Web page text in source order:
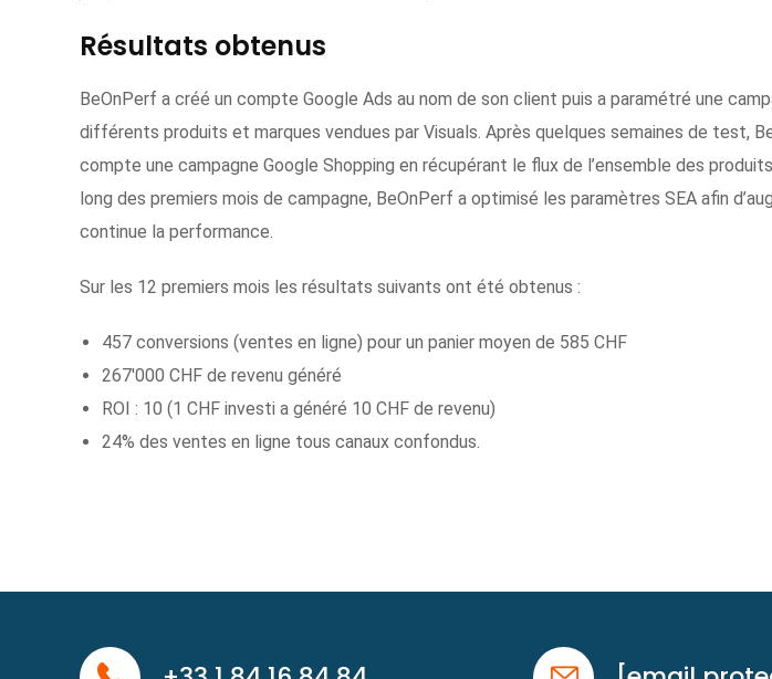
Résultats obtenus
BeOnPerf a créé un compte Google Ads au nom de son client puis a paramétré une
différents produits et marques vendues par Visuals. Après quelques semaines de test,
compte une campagne Google Shopping en récupérant le flux de l’ensemble des
long des premiers mois de campagne, BeOnPerf a optimisé les paramètres SEA afin
continue la performance.
Sur les 12 premiers mois les résultats suivants ont été obtenus :
457 conversions (ventes en ligne) pour un panier moyen de 585 CHF
267'000 CHF de revenu généré
ROI : 10 (1 CHF investi a généré 10 CHF de revenu)
24% des ventes en ligne tous canaux confondus.